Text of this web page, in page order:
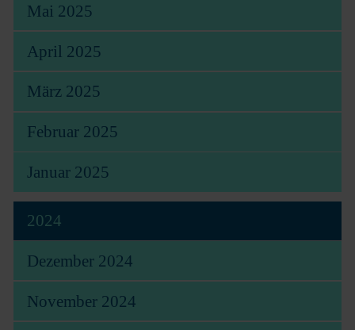
Mai 2025
April 2025
März 2025
Februar 2025
Januar 2025
2024
Dezember 2024
November 2024